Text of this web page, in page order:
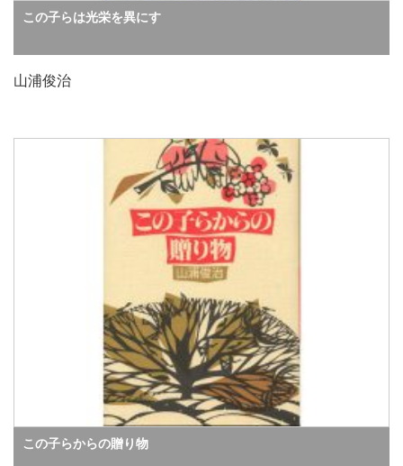
この子らは光栄を異にす
山浦俊治
この子らからの贈り物